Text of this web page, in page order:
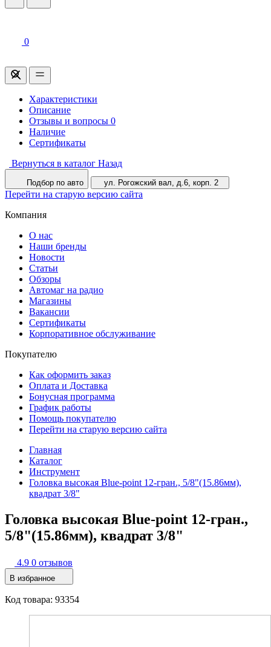
0
Характеристики
Описание
Отзывы и вопросы 0
Наличие
Сертификаты
Вернуться в каталог Назад
Подбор по авто ул. Рогожский вал, д.6, корп. 2
Перейти на старую версию сайта
Компания
О нас
Наши бренды
Новости
Статьи
Обзоры
Автомаг на радио
Магазины
Вакансии
Сертификаты
Корпоративное обслуживание
Покупателю
Как оформить заказ
Оплата и Доставка
Бонусная программа
График работы
Помощь покупателю
Перейти на старую версию сайта
Главная
Каталог
Инструмент
Головка высокая Blue-point 12-гран., 5/8"(15.86мм),
квадрат 3/8"
Головка высокая Blue-point 12-гран.,
5/8"(15.86мм), квадрат 3/8"
4.9 0 отзывов
В избранное
Код товара: 93354